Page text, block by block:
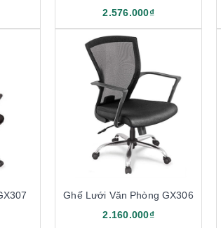
2.576.000₫
Ghế Lưới Văn Phòng GX306
2.160.000₫